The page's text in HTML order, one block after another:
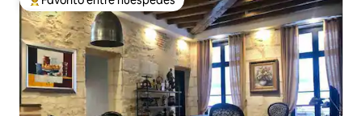
Favorito entre huéspedes preferido